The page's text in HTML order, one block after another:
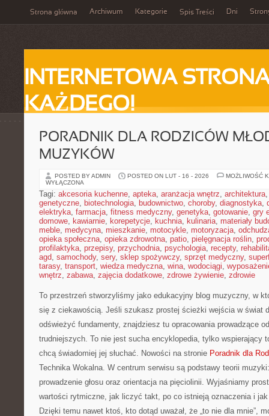
Strona główna Archiwum Kategorie Spis Treści Dni
INTERNETOWA
KAŻDEGO!
PORADNIK DLA RODZICÓW
MUZYKÓW
POSTED BY ADMIN POSTED ON LUT - 16 - 2026
MOŻLIWOŚĆ
WYŁĄCZONA
Tagi: akcesoria kuchenne, apteka, aranżacja wnętrz, architektura
genetyczne, biotechnologia, budownictwo, choroby, diagnostyka,
elektryka, farmacja, fitness medyczny, genetyka, gotowanie, gry
domowe, kawiarnie, korepetycje, kuchnia, kulinaria, materiały
meble, medycyna, mieszkanie, motocykle, motoryzacja,
opieka społeczna, opieka zdrowotna, patio, pielęgnacja roślin,
profilaktyka, przepisy, przychodnia, psychologia, recepty,
agd, samochody, sery, sklep spożywczy, sprzęt medyczny,
tarasy, transport, wiedza medyczna, wina, wodociągi,
wnętrz, zabawa, zajęcia dodatkowe, zdrowe żywienie, zdrowie
To przestrzeń stworzyliśmy jako edukacyjny blog muzyczny, w
się z ciekawością. Jeśli szukasz prostej ścieżki wejścia w świat
odświeżyć fundamenty, znajdziesz tu opracowania prowadzące
trudniejszych. To nie jest sucha encyklopedia, tylko wspierający
chcą świadomiej jej słuchać. Nowości na stronie Poradnik dla
Technika Wokalna. W centrum serwisu są podstawy teorii
prowadzenie głosu oraz orientacja na pięciolinii. Wyjaśniamy
wartości rytmiczne, jak liczyć takt, po co istnieją oznaczenia i jak
Dzięki temu nawet ktoś, kto dotąd uważał, że „to nie dla mnie”,